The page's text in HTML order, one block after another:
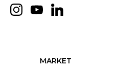
MARKET